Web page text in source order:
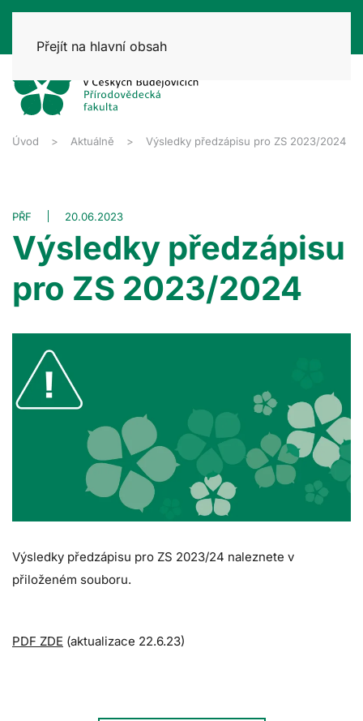
Přejít na hlavní obsah
Úvod Aktuálně Výsledky předzápisu pro ZS 2023/2024
PŘF 20.06.2023
Výsledky předzápisu
pro ZS 2023/2024
Výsledky předzápisu pro ZS 2023/24 naleznete v
přiloženém souboru.
PDF ZDE (aktualizace 22.6.23)